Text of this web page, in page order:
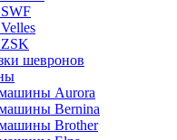
шевронов
Aurora
Bernina
Brother